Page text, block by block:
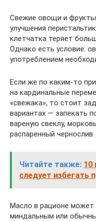
Свежие овощи и
улучшения
клетчатка теряет
Однако есть условие:
употреблением
Если же по каким-то
на кардинальные
«свежака», то стоит
вариантах — запекать
вареную свеклу,
распаренный чернослив.
Читайте также: 10
следует избегать
Масло в рационе
миндальным или